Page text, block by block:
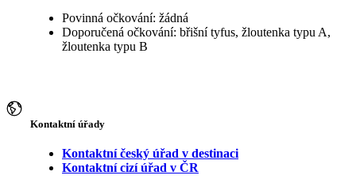
Povinná očkování: žádná
Doporučená očkování: břišní tyfus, žloutenka typu A,
žloutenka typu B
Kontaktní úřady
Kontaktní český úřad v destinaci
Kontaktní cizí úřad v ČR